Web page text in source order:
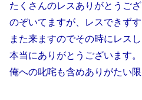
たくさんのレスありがとうご
のぞいてますが、レスできずす
また来ますのでその時にレスし
本当にありがとうございます。
俺への叱咤も含めありがたい